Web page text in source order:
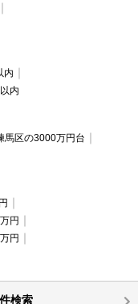
内
内
馬区の3000万円台
円
円
検索